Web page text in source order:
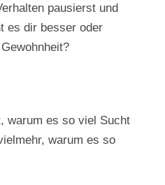
pausierst und
es dir besser oder
warum es so viel Sucht
warum es so